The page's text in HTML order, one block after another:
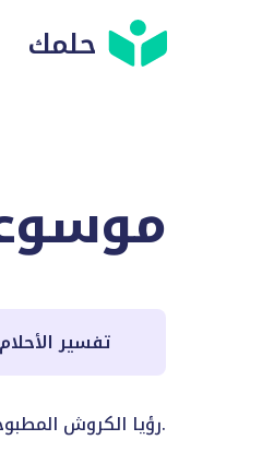
حلمك
تفسير
رؤيا الكروش المطبوخة وأما الكروش المطبوخة، فمن رأى كرشاً أي كرش كان فإنها تؤول بالخير والنعمة والمال، خصوصاً إذا كانت من الحيوان الذي يؤكل لحمه.